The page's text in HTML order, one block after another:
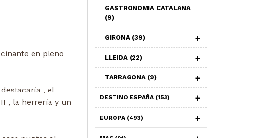
en pleno
, el
, la herrería y un
GASTRONOMIA CATALANA
(9)
GIRONA (39)
LLEIDA (22)
TARRAGONA (9)
DESTINO ESPAÑA (153)
EUROPA (493)